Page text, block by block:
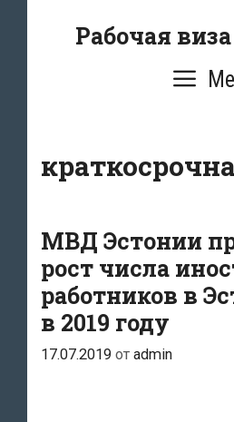
Рабочая
МВД Эстонии
рост числа
работников в
в 2019 году
17.07.2019 от admin